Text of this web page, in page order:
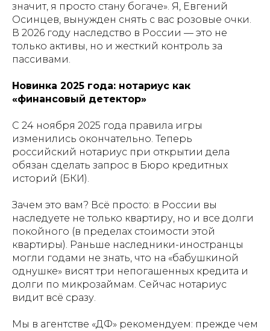
значит, я просто стану богаче». Я, Евгений
Осинцев, вынужден снять с вас розовые очки.
В 2026 году наследство в России — это не
только активы, но и жесткий контроль за
пассивами.
Новинка 2025 года: нотариус как
«финансовый детектор»
С 24 ноября 2025 года правила игры
изменились окончательно. Теперь
российский нотариус при открытии дела
обязан сделать запрос в Бюро кредитных
историй (БКИ).
Зачем это вам? Всё просто: в России вы
наследуете не только квартиру, но и все долги
покойного (в пределах стоимости этой
квартиры). Раньше наследники-иностранцы
могли годами не знать, что на «бабушкиной
однушке» висят три непогашенных кредита и
долги по микрозаймам. Сейчас нотариус
видит всё сразу.
Мы в агентстве «ДФ» рекомендуем: прежде чем